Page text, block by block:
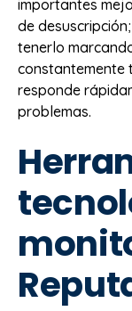
importantes
de
tenerlo
constantemente
responde
problemas.